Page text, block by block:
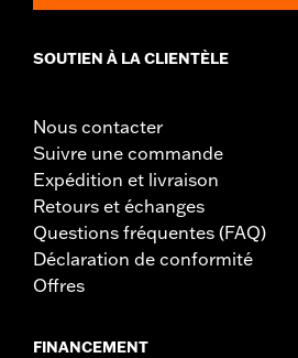
SOUTIEN À LA CLIENTÈLE
Nous contacter
Suivre une commande
Expédition et livraison
Retours et échanges
Questions fréquentes (FAQ)
Déclaration de conformité
Offres
FINANCEMENT